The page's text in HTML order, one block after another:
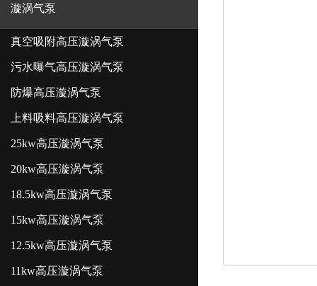
漩涡气泵
真空吸附高压漩涡气泵
污水曝气高压漩涡气泵
防爆高压漩涡气泵
上料吸料高压漩涡气泵
25kw高压漩涡气泵
20kw高压漩涡气泵
18.5kw高压漩涡气泵
15kw高压漩涡气泵
12.5kw高压漩涡气泵
11kw高压漩涡气泵